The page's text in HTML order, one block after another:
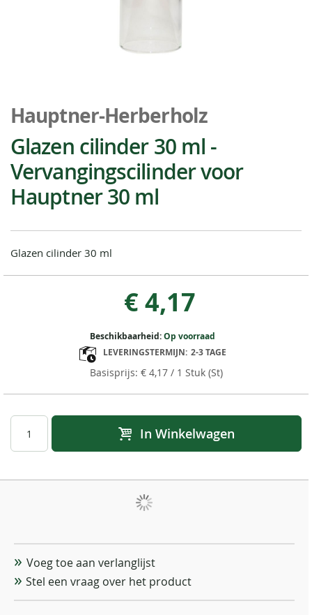
naar
het
begin
van
de
afbeeldingen-
gallerij
Hauptner-Herberholz
Glazen cilinder 30 ml -
Vervangingscilinder voor
Hauptner 30 ml
Glazen cilinder 30 ml
€ 4,17
€ 4,17/ 1 Stuk (St)
Beschikbaarheid:Op voorraad
LEVERINGSTERMIJN: 2-3 TAGE
In Winkelwagen
Voeg toe aan verlanglijst
Stel een vraag over het product